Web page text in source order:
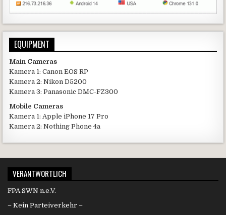
EQUIPMENT
Main Cameras
Kamera 1: Canon EOS RP
Kamera 2: Nikon D5200
Kamera 3: Panasonic DMC-FZ300
Mobile Cameras
Kamera 1: Apple iPhone 17 Pro
Kamera 2: Nothing Phone 4a
VERANTWORTLICH
FPA SWN n.e.V.
– Kein Parteiverkehr –